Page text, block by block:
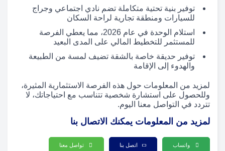
توفير بنية تحتية متكاملة تضم نادي اجتماعي وجراج
للسيارات ومنطقة تجارية لراحة السكان
استلام الوحدة في عام 2026، مما يعطي الفرصة
للمستثمر للتخطيط المالي على المدى البعيد
توفير حديقة خاصة بالشقة تضيف لمسة من الطبيعة
والهدوء إلى الإقامة
لمزيد من المعلومات حول هذه الفرصة الاستثمارية المثيرة،
وللحصول على استشارة شخصية تتناسب مع احتياجاتك، لا
تتردد في التواصل معنا اليوم.
لمزيد من المعلومات يمكنك الاتصال بنا
واتساب اتصل بنا تواصل معنا